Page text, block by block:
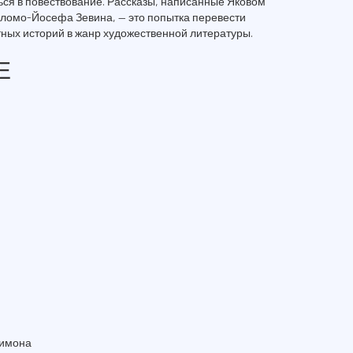
Йосефа Зевина, — это попытка перевести
историй в жанр художественной литературы.